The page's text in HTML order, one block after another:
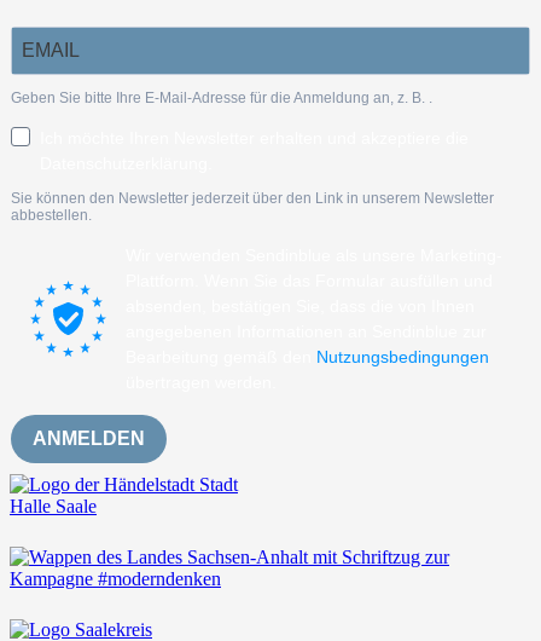
Geben Sie bitte Ihre E-Mail-Adresse für die Anmeldung an, z. B. .
Sie können den Newsletter jederzeit über den Link in unserem Newsletter
abbestellen.
Nutzungsbedingungen
ANMELDEN